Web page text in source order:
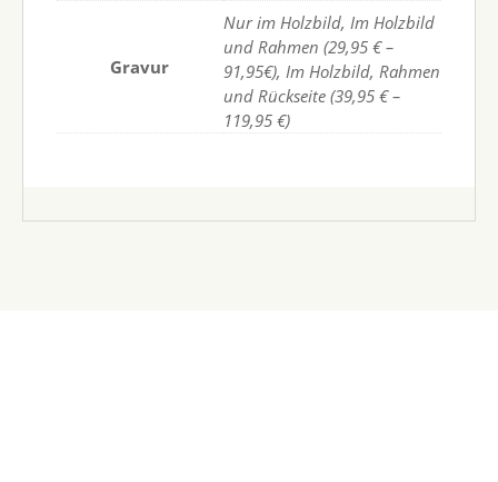
Gravur
Nur im Holzbild, Im Holzbild
und Rahmen (29,95 € –
91,95€), Im Holzbild, Rahmen
und Rückseite (39,95 € –
119,95 €)